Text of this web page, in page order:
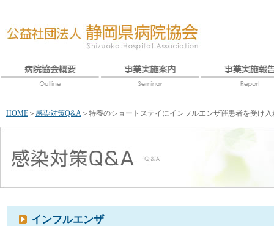
HOME ＞ 感染対策Q&A ＞ 特養のショートステイにインフルエンザ罹患者を受け
インフルエンザ